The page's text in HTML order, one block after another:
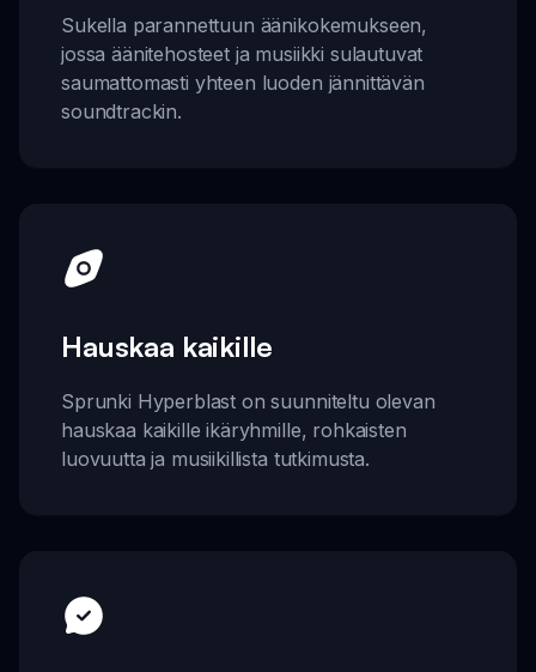
Sukella parannettuun äänikokemukseen,
jossa äänitehosteet ja musiikki sulautuvat
saumattomasti yhteen luoden jännittävän
soundtrackin.
Hauskaa kaikille
Sprunki Hyperblast on suunniteltu olevan
hauskaa kaikille ikäryhmille, rohkaisten
luovuutta ja musiikillista tutkimusta.